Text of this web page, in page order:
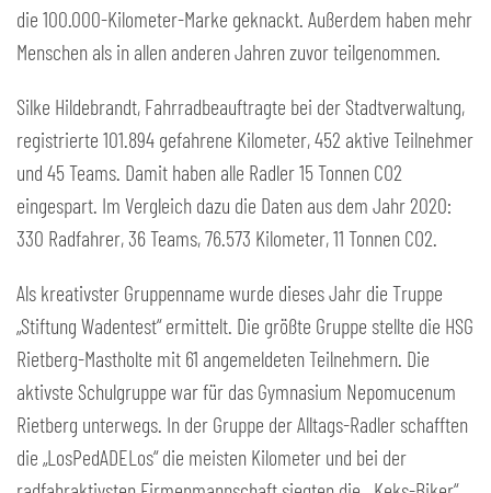
die 100.000-Kilometer-Marke geknackt. Außerdem haben mehr
Menschen als in allen anderen Jahren zuvor teilgenommen.
Silke Hildebrandt, Fahrradbeauftragte bei der Stadtverwaltung,
registrierte 101.894 gefahrene Kilometer, 452 aktive Teilnehmer
und 45 Teams. Damit haben alle Radler 15 Tonnen CO2
eingespart. Im Vergleich dazu die Daten aus dem Jahr 2020:
330 Radfahrer, 36 Teams, 76.573 Kilometer, 11 Tonnen CO2.
Als kreativster Gruppenname wurde dieses Jahr die Truppe
„Stiftung Wadentest“ ermittelt. Die größte Gruppe stellte die HSG
Rietberg-Mastholte mit 61 angemeldeten Teilnehmern. Die
aktivste Schulgruppe war für das Gymnasium Nepomucenum
Rietberg unterwegs. In der Gruppe der Alltags-Radler schafften
die „LosPedADELos“ die meisten Kilometer und bei der